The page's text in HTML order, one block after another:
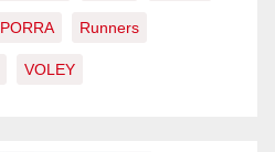
PORRA Runners
VOLEY